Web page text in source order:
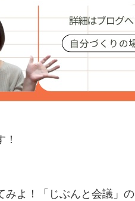
よ！「じぶんと会議」の